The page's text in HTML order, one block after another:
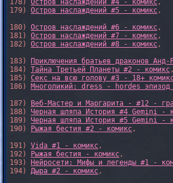
178) Остров наслаждений #4 - комикс,
179) Остров наслаждений #5 - комикс,
180) Остров наслаждений #6 - комикс,
181) Остров наслаждений #7 - комикс,
182) Остров наслаждений #8 - комикс,
183)
Приключения братьев драконов
184) Тайна Третьей Планеты #2 - комикс,
185) Секс на всю голову #3 - 18+
186) Многоликий: dress - hordes
187)
Веб-Мастер и Маргарита - #12 -
188) Черная шляпа История #4 Gemini -
189) Черная шляпа История #5 Gemini -
190)
Рыжая бестия #2 - комикс,
191) Vida #1 - комикс,
192)
Рыжая бестия - комикс,
193)
Нейросети: Мифы и легенды #1 -
194) Дыра #2 - комикс,